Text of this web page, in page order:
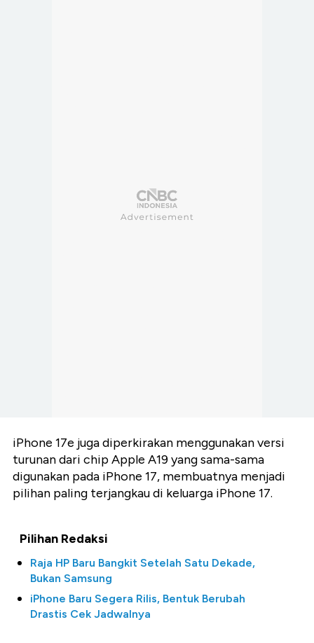
iPhone 17e juga diperkirakan menggunakan versi
turunan dari chip Apple A19 yang sama-sama
digunakan pada iPhone 17, membuatnya menjadi
pilihan paling terjangkau di keluarga iPhone 17.
Pilihan Redaksi
Raja HP Baru Bangkit Setelah Satu Dekade,
Bukan Samsung
iPhone Baru Segera Rilis, Bentuk Berubah
Drastis Cek Jadwalnya